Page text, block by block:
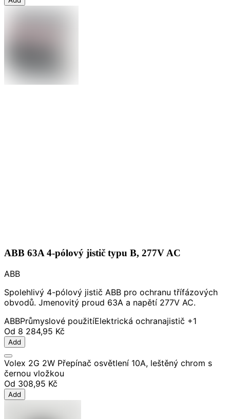
ABB 63A 4-pólový jistič typu B, 277V AC
ABB
Spolehlivý 4-pólový jistič ABB pro ochranu třífázových
obvodů. Jmenovitý proud 63A a napětí 277V AC.
ABBPrůmyslové použitíElektrická ochranajistič +1
Od 8 284,95 Kč
Add
Volex 2G 2W Přepínač osvětlení 10A, leštěný chrom s
černou vložkou
Od 308,95 Kč
Add